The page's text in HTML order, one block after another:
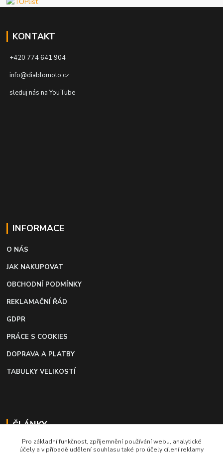
KONTAKT
+420 774 641 904
info@diablomoto.cz
sleduj nás na YouTube
INFORMACE
O NÁS
JAK NAKUPOVAT
OBCHODNÍ PODMÍNKY
REKLAMAČNÍ ŘÁD
GDPR
PRÁCE S COOKIES
DOPRAVA A PLATBY
TABULKY VELIKOSTÍ
ČLÁNKY
Profi lepidlo na boty a kůži
Pro základní funkčnost, zpříjemnění používání webu, analytické
účely a v případě udělení souhlasu také pro účely cílení reklamy